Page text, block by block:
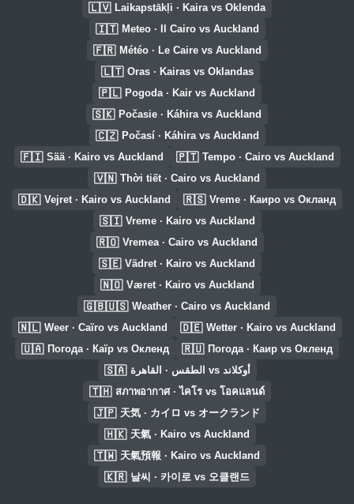
🇱🇻 Laikapstākļi · Kaira vs Oklenda
🇮🇹 Meteo · Il Cairo vs Auckland
🇫🇷 Météo · Le Caire vs Auckland
🇱🇹 Oras · Kairas vs Oklandas
🇵🇱 Pogoda · Kair vs Auckland
🇸🇰 Počasie · Káhira vs Auckland
🇨🇿 Počasí · Káhira vs Auckland
🇫🇮 Sää · Kairo vs Auckland 🇵🇹 Tempo · Cairo vs Auckland
🇻🇳 Thời tiết · Cairo vs Auckland
🇩🇰 Vejret · Kairo vs Auckland 🇷🇸 Vreme · Каиро vs Окланд
🇸🇮 Vreme · Kairo vs Auckland
🇷🇴 Vremea · Cairo vs Auckland
🇸🇪 Vädret · Kairo vs Auckland
🇳🇴 Været · Kairo vs Auckland
🇬🇧🇺🇸 Weather · Cairo vs Auckland
🇳🇱 Weer · Caïro vs Auckland 🇩🇪 Wetter · Kairo vs Auckland
🇺🇦 Погода · Каїр vs Окленд 🇷🇺 Погода · Каир vs Окленд
🇸🇦 الطقس · القاهرة vs أوكلاند
🇹🇭 สภาพอากาศ · ไคโร vs โอคแลนด์
🇯🇵 天気 · カイロ vs オークランド
🇭🇰 天氣 · Kairo vs Auckland
🇹🇼 天氣預報 · Kairo vs Auckland
🇰🇷 날씨 · 카이로 vs 오클랜드